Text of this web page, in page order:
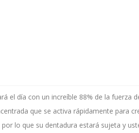
el día con un increíble 88% de la fuerza
que se activa rápidamente para
lo que su dentadura estará sujeta y